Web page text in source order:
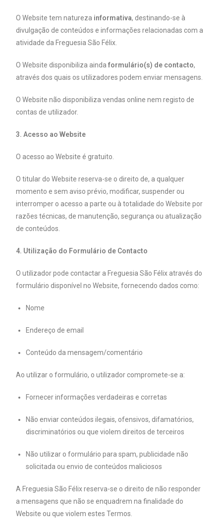
O Website tem natureza informativa, destinando-se à
divulgação de conteúdos e informações relacionadas com a
atividade da Freguesia São Félix.
O Website disponibiliza aindaformulário(s) de contacto,
através dos quais os utilizadores podem enviar mensagens.
O Website não disponibiliza vendas online nem registo de
contas de utilizador.
3. Acesso ao Website
O acesso ao Website é gratuito.
O titular do Website reserva-se o direito de, a qualquer
momento e sem aviso prévio, modificar, suspender ou
interromper o acesso a parte ou à totalidade do Website por
razões técnicas, de manutenção, segurança ou atualização
de conteúdos.
4. Utilização do Formulário de Contacto
O utilizador pode contactar a Freguesia São Félix através do
formulário disponível no Website, fornecendo dados como:
Nome
Endereço de email
Conteúdo da mensagem/comentário
Ao utilizar o formulário, o utilizador compromete-se a:
Fornecer informações verdadeiras e corretas
Não enviar conteúdos ilegais, ofensivos, difamatórios,
discriminatórios ou que violem direitos de terceiros
Não utilizar o formulário para spam, publicidade não
solicitada ou envio de conteúdos maliciosos
A Freguesia São Félix reserva-se o direito de não responder
a mensagens que não se enquadrem na finalidade do
Website ou que violem estes Termos.